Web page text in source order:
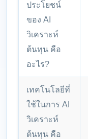
ประโยชน์
ของ AI
วิเคราะห์
ต้นทุน คือ
อะไร?
เทคโนโลยีที่
ใช้ในการ AI
วิเคราะห์
ต้นทุน คือ